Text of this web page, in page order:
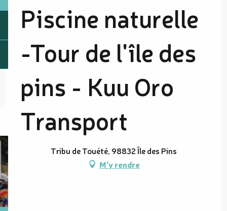
Piscine naturelle
-Tour de l'île des
pins - Kuu Oro
Transport
Tribu de Touété, 98832 Île des Pins
M'y rendre